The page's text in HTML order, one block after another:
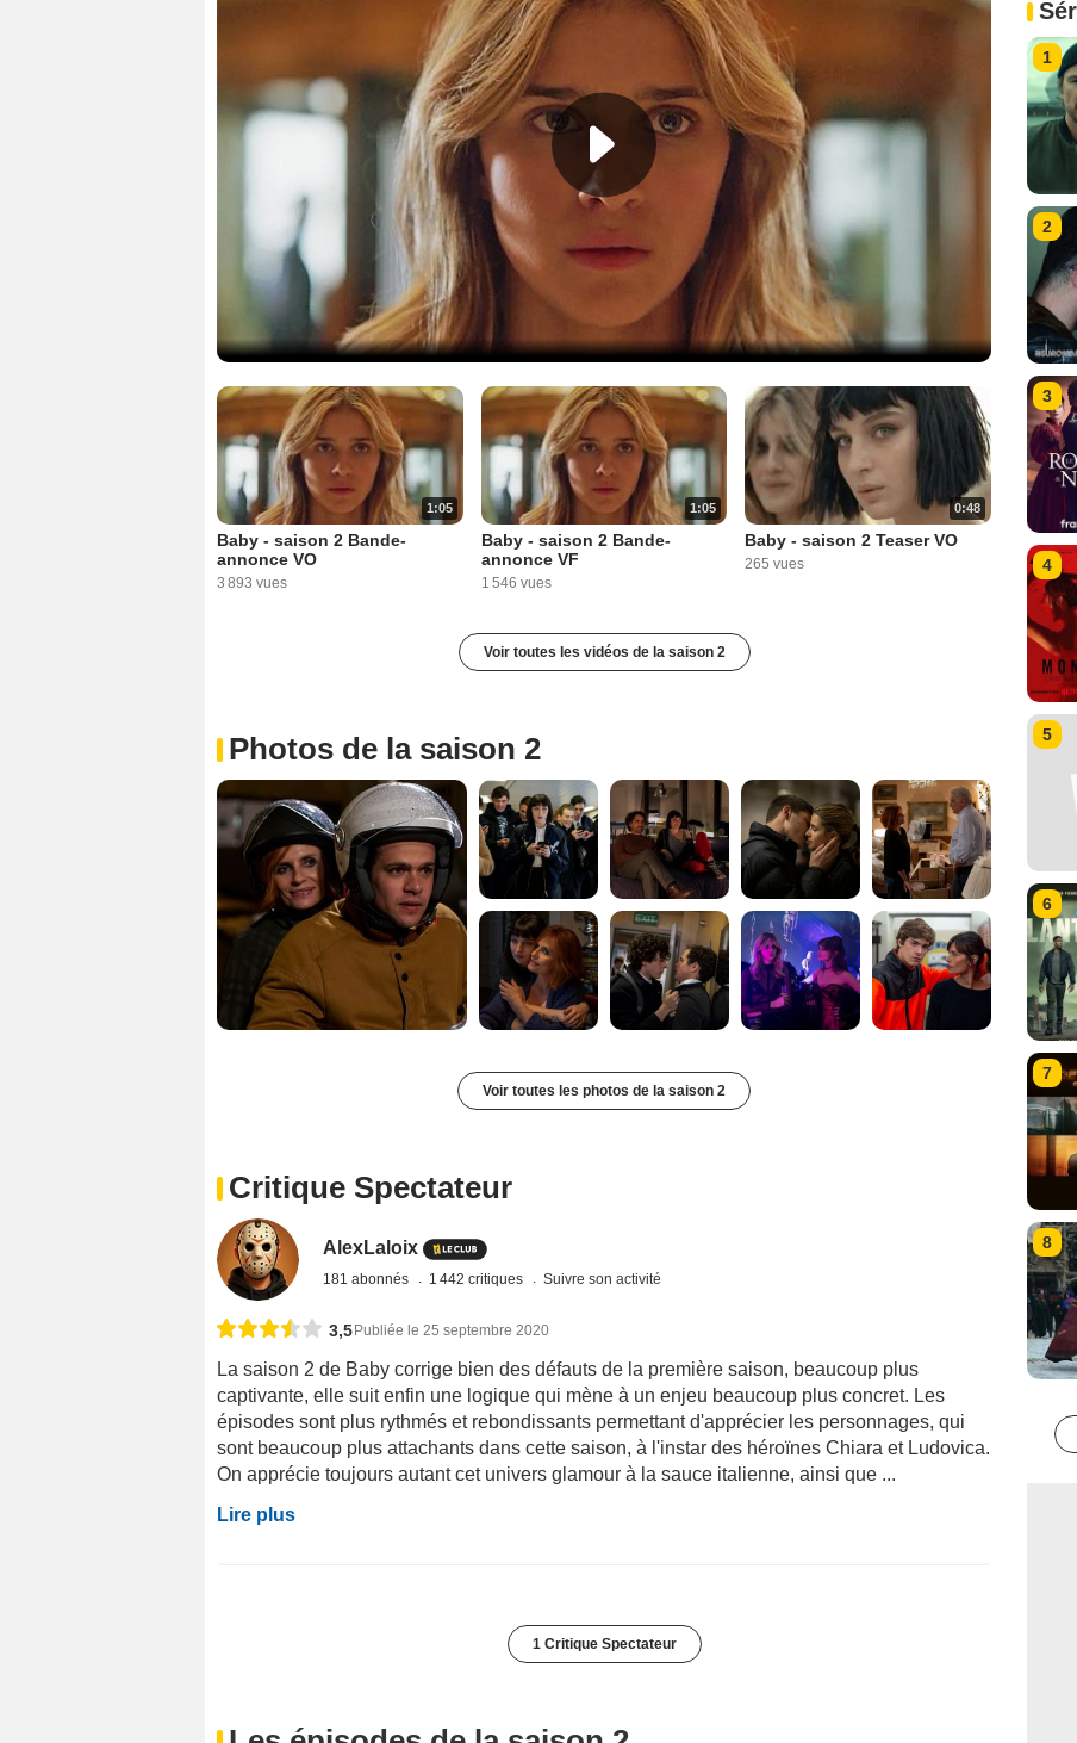
1:05
Baby - saison 2 Bande-
annonce VO
3 893 vues
1:05
Baby - saison 2 Bande-
annonce VF
1 546 vues
0:48
Baby - saison 2 Teaser VO
265 vues
Voir toutes les vidéos de la saison 2
Photos de la saison 2
Voir toutes les photos de la saison 2
Critique Spectateur
AlexLaloix
181 abonnés 1 442 critiques Suivre son activité
3,5Publiée le 25 septembre 2020
La saison 2 de Baby corrige bien des défauts de la première saison, beaucoup plus
captivante, elle suit enfin une logique qui mène à un enjeu beaucoup plus concret. Les
épisodes sont plus rythmés et rebondissants permettant d'apprécier les personnages, qui
sont beaucoup plus attachants dans cette saison, à l'instar des héroïnes Chiara et Ludovica.
On apprécie toujours autant cet univers glamour à la sauce italienne, ainsi que ...
Lire plus
1 Critique Spectateur
1
2
3
4
5
6
7
8